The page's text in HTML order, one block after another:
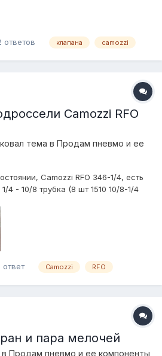
ответов клапана camozzi
Camozzi RFO
тема в Продам пневмо и ее
Camozzi RFO 346-1/4, есть
4 - 10/8 трубка (8 шт 1510 10/8-1/4
с обратным клапаном и без него
золотник - OT58 (латунь),
ответ Camozzi RFO
и пара мелочей
Продам пневмо и ее компоненты